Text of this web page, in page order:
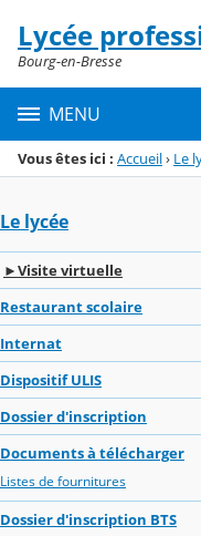
Menu de la rubrique
Contenu
Lycée
Bourg-en-Bresse
MENU
Vous êtes ici : Accueil› Le
Le lycée
►Visite virtuelle
Restaurant scolaire
Internat
Dispositif ULIS
Dossier d'inscription
Documents à télécharger
Listes de fournitures
Dossier d'inscription BTS